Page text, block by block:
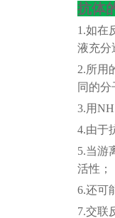
抗体
1.如在
液充分
2.所用
同的
3.用
4.由于
5.当游
活性；
6.还可
7.交联